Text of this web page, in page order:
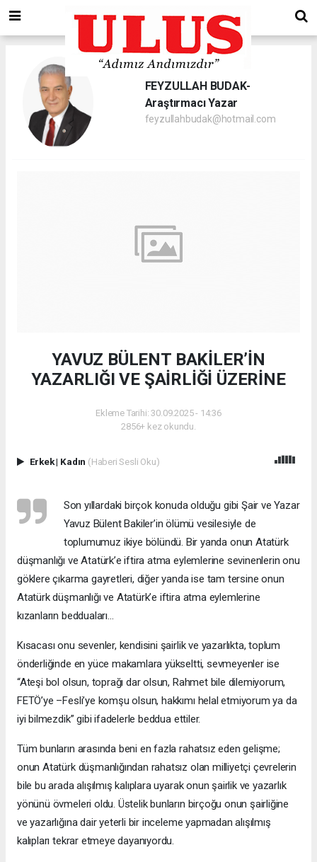
FEYZULLAH BUDAK-
Araştırmacı Yazar
feyzullahbudak@hotmail.com
YAVUZ BÜLENT BAKİLER’İN
YAZARLIĞI VE ŞAİRLİĞİ ÜZERİNE
Ekleme Tarihi: 30.09.2025 - 14:36
2856+ kez okundu.
Erkek| Kadın (Haberi Sesli Oku)
Son yıllardaki birçok konuda olduğu gibi Şair ve Yazar
Yavuz Bülent Bakiler’in ölümü vesilesiyle de
toplumumuz ikiye bölündü. Bir yanda onun Atatürk
düşmanlığı ve Atatürk’e iftira atma eylemlerine sevinenlerin onu
göklere çıkarma gayretleri, diğer yanda ise tam tersine onun
Atatürk düşmanlığı ve Atatürk’e iftira atma eylemlerine
kızanların bedduaları…
Kısacası onu sevenler, kendisini şairlik ve yazarlıkta, toplum
önderliğinde en yüce makamlara yükseltti, sevmeyenler ise
“Ateşi bol olsun, toprağı dar olsun, Rahmet bile dilemiyorum,
FETÖ’ye –Fesli’ye komşu olsun, hakkımı helal etmiyorum ya da
iyi bilmezdik” gibi ifadelerle beddua ettiler.
Tüm bunların arasında beni en fazla rahatsız eden gelişme;
onun Atatürk düşmanlığından rahatsız olan milliyetçi çevrelerin
bile bu arada alışılmış kalıplara uyarak onun şairlik ve yazarlık
yönünü övmeleri oldu. Üstelik bunların birçoğu onun şairliğine
ve yazarlığına dair yeterli bir inceleme yapmadan alışılmış
kalıpları tekrar etmeye dayanıyordu.